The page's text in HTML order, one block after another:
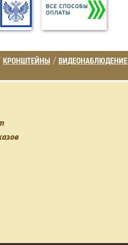
КРОНШТЕЙНЫ / ВИДЕОНАБЛЮДЕНИЕ